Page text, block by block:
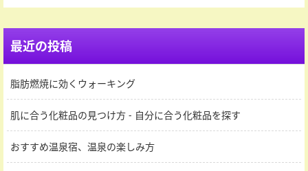
最近の投稿
脂肪燃焼に効くウォーキング
肌に合う化粧品の見つけ方 - 自分に合う化粧品を探す
おすすめ温泉宿、温泉の楽しみ方